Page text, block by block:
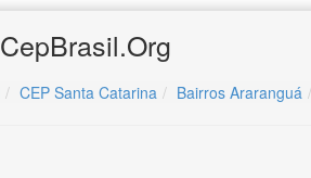
CepBrasil.Org
CEP Santa Catarina Bairros Araranguá